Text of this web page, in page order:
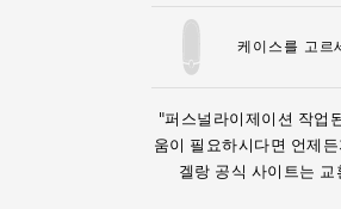
케이스를 고르
"퍼스널라이제이션 작업
움이 필요하시다면 언제
겔랑 공식 사이트는